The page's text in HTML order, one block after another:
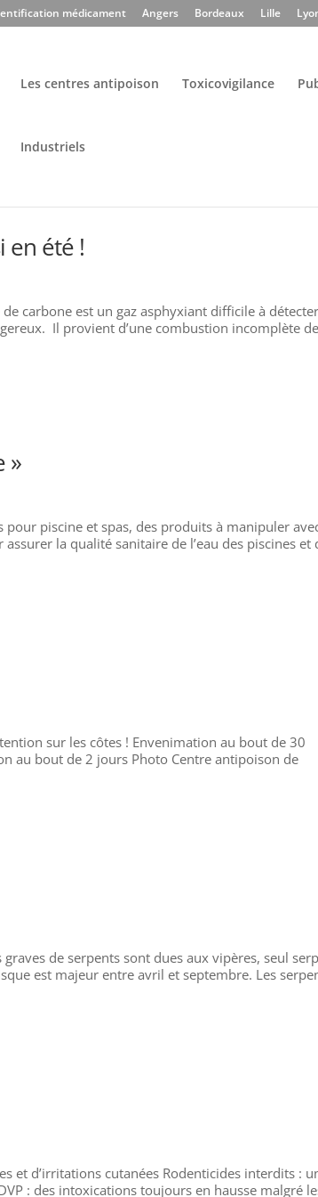
médicament Angers Bordeaux Lille
Les centres antipoison Toxicovigilance
Industriels
en été !
carbone est un gaz asphyxiant difficile à
Il provient d’une combustion incomplète de
»
pour piscine et spas, des produits à manipuler
la qualité sanitaire de l’eau des piscines et
sur les côtes ! Envenimation au bout de 30
au bout de 2 jours Photo Centre antipoison de
de serpents sont dues aux vipères, seul
est majeur entre avril et septembre. Les
et d’irritations cutanées Rodenticides interdits :
: des intoxications toujours en hausse malgré